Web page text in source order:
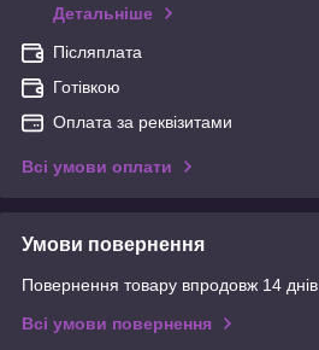
Детальніше
Післяплата
Готівкою
Оплата за реквізитами
Всі умови оплати
Умови повернення
Повернення товару впродовж 14
Всі умови повернення